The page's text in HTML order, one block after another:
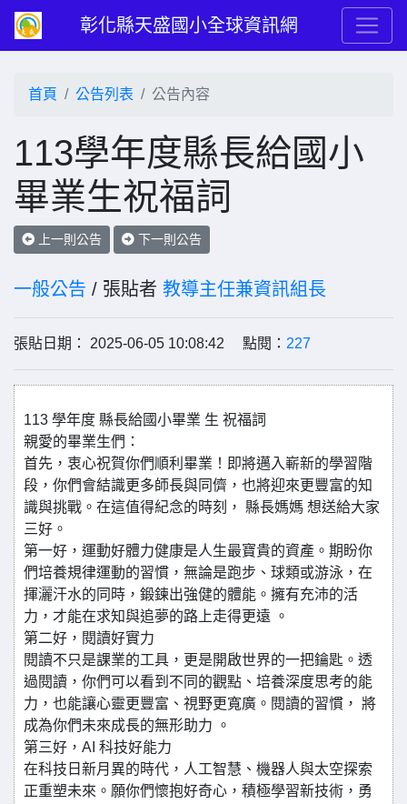
彰化縣天盛國小全球資訊網
首頁 公告列表 公告內容
113學年度縣長給國小
畢業生祝福詞
上一則公告 下一則公告
一般公告 / 張貼者 教導主任兼資訊組長
張貼日期： 2025-06-05 10:08:42 點閱： 227
113 學年度 縣長給國小畢業 生 祝福詞
親愛的畢業生們：
首先，衷心祝賀你們順利畢業！即將邁入嶄新的學習階
段，你們會結識更多師長與同儕，也將迎來更豐富的知
識與挑戰。在這值得紀念的時刻， 縣長媽媽 想送給大家
三好。
第一好，運動好體力健康是人生最寶貴的資產。期盼你
們培養規律運動的習慣，無論是跑步、球類或游泳，在
揮灑汗水的同時，鍛鍊出強健的體能。擁有充沛的活
力，才能在求知與追夢的路上走得更遠 。
第二好，閱讀好實力
閱讀不只是課業的工具，更是開啟世界的一把鑰匙。透
過閱讀，你們可以看到不同的觀點、培養深度思考的能
力，也能讓心靈更豐富、視野更寬廣。閱讀的習慣， 將
成為你們未來成長的無形助力 。
第三好，AI 科技好能力
在科技日新月異的時代，人工智慧、機器人與太空探索
正重塑未來。願你們懷抱好奇心，積極學習新技術，勇